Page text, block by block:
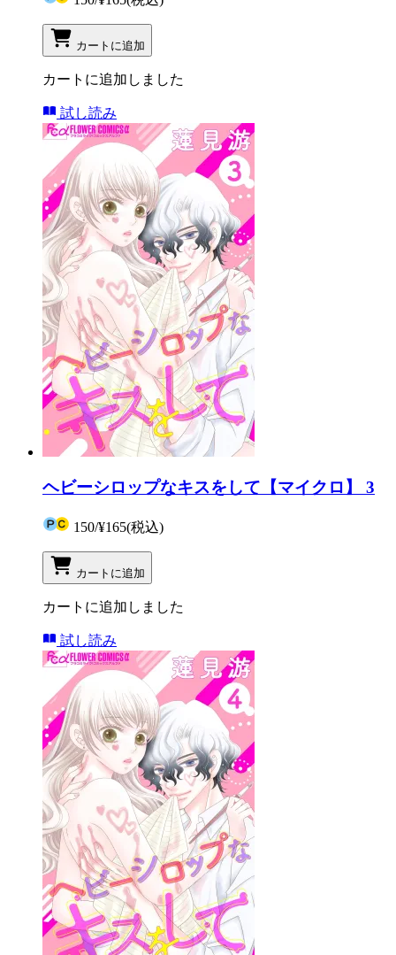
カートに追加
カートに追加しました
試し読み
ヘビーシロップなキスをして【マイクロ】 3
150/¥165(税込)
カートに追加
カートに追加しました
試し読み